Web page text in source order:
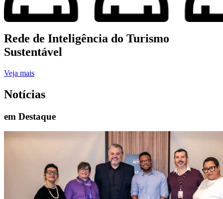
Rede de Inteligência do Turismo
Sustentável
Veja mais
Notícias
em Destaque